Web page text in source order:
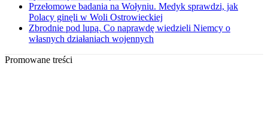
Przełomowe badania na Wołyniu. Medyk sprawdzi, jak
Polacy ginęli w Woli Ostrowieckiej
Zbrodnie pod lupą. Co naprawdę wiedzieli Niemcy o
własnych działaniach wojennych
Promowane treści